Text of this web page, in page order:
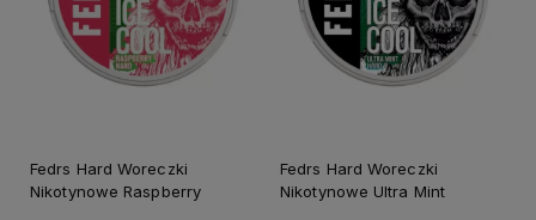
Fedrs Hard Woreczki
Nikotynowe Raspberry
Fedrs Hard Woreczki
Nikotynowe Ultra Mint